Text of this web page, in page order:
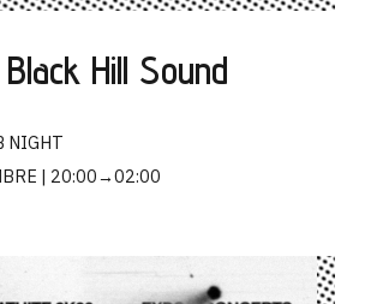
Hill Sound
NIGHT
20:00→02:00